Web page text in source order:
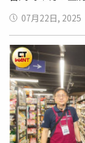
團結也罷，賴清
是對內的滲透、
嚇」、「滲透統
📢周杰倫演唱，
想快快長大 才
07月22日, 2025